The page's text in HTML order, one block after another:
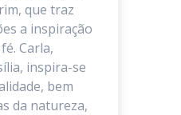
que traz
a inspiração
Carla,
inspira-se
bem
da natureza,